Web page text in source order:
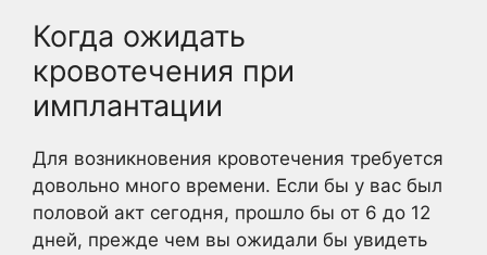
Когда ожидать
кровотечения при
имплантации
Для возникновения кровотечения требуется
довольно много времени. Если бы у вас был
половой акт сегодня, прошло бы от 6 до 12
дней, прежде чем вы ожидали бы увидеть